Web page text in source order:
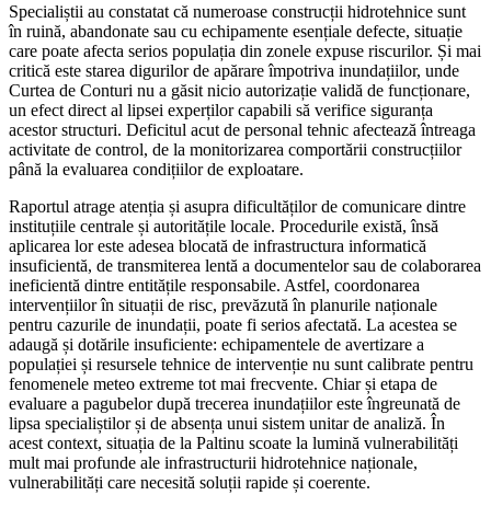
Specialiștii au constatat că numeroase construcții hidrotehnice sunt
în ruină, abandonate sau cu echipamente esențiale defecte, situație
care poate afecta serios populația din zonele expuse riscurilor. Și mai
critică este starea digurilor de apărare împotriva inundațiilor, unde
Curtea de Conturi nu a găsit nicio autorizație validă de funcționare,
un efect direct al lipsei experților capabili să verifice siguranța
acestor structuri. Deficitul acut de personal tehnic afectează întreaga
activitate de control, de la monitorizarea comportării construcțiilor
până la evaluarea condițiilor de exploatare.
Raportul atrage atenția și asupra dificultăților de comunicare dintre
instituțiile centrale și autoritățile locale. Procedurile există, însă
aplicarea lor este adesea blocată de infrastructura informatică
insuficientă, de transmiterea lentă a documentelor sau de colaborarea
ineficientă dintre entitățile responsabile. Astfel, coordonarea
intervențiilor în situații de risc, prevăzută în planurile naționale
pentru cazurile de inundații, poate fi serios afectată. La acestea se
adaugă și dotările insuficiente: echipamentele de avertizare a
populației și resursele tehnice de intervenție nu sunt calibrate pentru
fenomenele meteo extreme tot mai frecvente. Chiar și etapa de
evaluare a pagubelor după trecerea inundațiilor este îngreunată de
lipsa specialiștilor și de absența unui sistem unitar de analiză. În
acest context, situația de la Paltinu scoate la lumină vulnerabilități
mult mai profunde ale infrastructurii hidrotehnice naționale,
vulnerabilități care necesită soluții rapide și coerente.